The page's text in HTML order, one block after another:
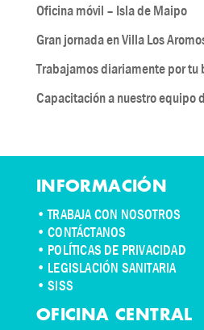
Oficina móvil – Isla de Maipo
Gran jornada en Villa Los
Trabajamos diariamente por tu
Capacitación a nuestro equipo
INFORMACIÓN
•TRABAJA CON NOSOTROS
•CONTÁCTANOS
• POLÍTICAS DE PRIVACIDAD
• LEGISLACIÓN SANITARIA
• SISS
OFICINA CENTRAL